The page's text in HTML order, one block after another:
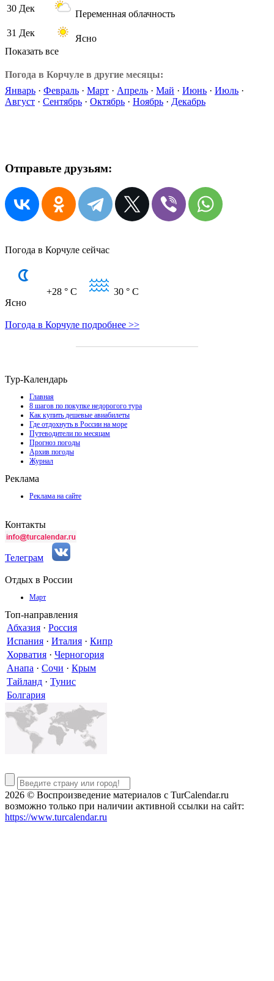
30 Дек
Переменная облачность
31 Дек
Ясно
Показать все
Погода в Корчуле в другие месяцы:
Январь · Февраль · Март · Апрель · Май · Июнь · Июль ·
Август · Сентябрь · Октябрь · Ноябрь · Декабрь
Отправьте друзьям:
Погода в Корчуле сейчас
+28 ° C 30 ° C
Ясно
Погода в Корчуле подробнее >>
Тур-Календарь
Главная
8 шагов по покупке недорогого тура
Как купить дешевые авиабилеты
Где отдохнуть в России на море
Путеводители по месяцам
Прогноз погоды
Архив погоды
Журнал
Реклама
Реклама на сайте
Контакты
Телеграм
Отдых в России
Март
Топ-направления
Абхазия · Россия
Испания · Италия · Кипр
Хорватия · Черногория
Анапа · Сочи · Крым
Тайланд · Тунис
Болгария
2026 © Воспроизведение материалов c TurCalendar.ru
возможно только при наличии активной ссылки на сайт:
https://www.turcalendar.ru